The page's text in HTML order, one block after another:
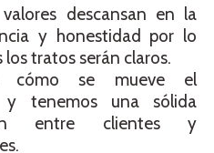
descansan en la
y honestidad por lo
tratos serán claros.
cómo se mueve el
y tenemos una sólida
entre clientes y